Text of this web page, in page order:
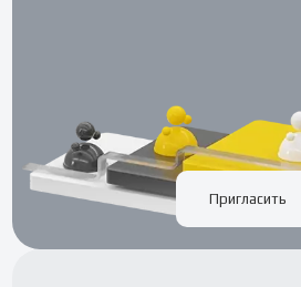
Пригласить